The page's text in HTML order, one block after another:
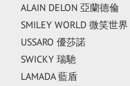
ALAIN DELON 亞蘭德倫
SMILEY WORLD 微笑世界
USSARO 優莎諾
SWICKY 瑞馳
LAMADA 藍盾